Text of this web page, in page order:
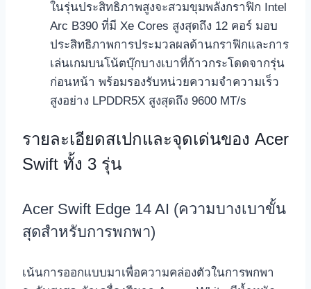
ในรุ่นประสิทธิภาพสูงจะสวมขุมพลังกราฟิก Intel
Arc B390 ที่มี Xe Cores สูงสุดถึง 12 คอร์ มอบ
ประสิทธิภาพการประมวลผลด้านกราฟิกและการ
เล่นเกมบนโน้ตบุ๊กบางเบาที่ก้าวกระโดดจากรุ่น
ก่อนหน้า พร้อมรองรับหน่วยความจำความเร็ว
สูงอย่าง LPDDR5X สูงสุดถึง 9600 MT/s
รายละเอียดสเปกและจุดเด่นของ Acer
Swift ทั้ง 3 รุ่น
Acer Swift Edge 14 AI (ความบางเบาขั้น
สุดสำหรับการพกพา)
เน้นการออกแบบมาเพื่อความคล่องตัวในการพกพา